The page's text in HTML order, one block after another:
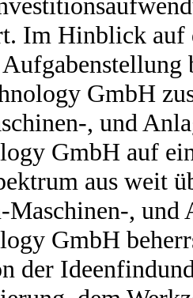
Im Hinblick auf
GmbH
, und
GmbH auf
aus weit
, und
GmbH
der